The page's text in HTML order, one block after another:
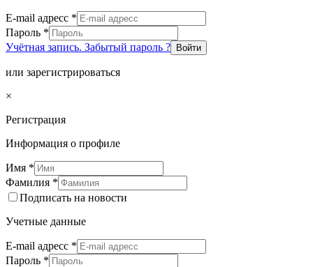
E-mail адресс *
Пароль *
Учётная запись. Забытый пароль ?
Войти
или зарегистрироваться
×
Регистрация
Информация о профиле
Имя *
Фамилия *
Подписать на новости
Учетные данные
E-mail адресс *
Пароль *